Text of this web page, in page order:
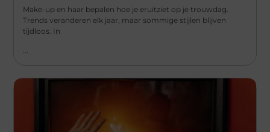
Make-up en haar bepalen hoe je eruitziet op je trouwdag.
Trends veranderen elk jaar, maar sommige stijlen blijven
tijdloos. In
...